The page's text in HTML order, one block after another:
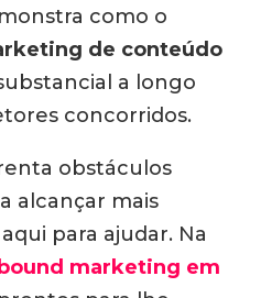
como o
de conteúdo
a longo
concorridos.
obstáculos
alcançar mais
para ajudar. Na
marketing em